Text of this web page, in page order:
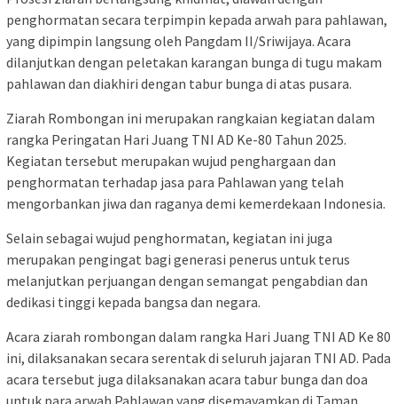
penghormatan secara terpimpin kepada arwah para pahlawan,
yang dipimpin langsung oleh Pangdam II/Sriwijaya. Acara
dilanjutkan dengan peletakan karangan bunga di tugu makam
pahlawan dan diakhiri dengan tabur bunga di atas pusara.
Ziarah Rombongan ini merupakan rangkaian kegiatan dalam
rangka Peringatan Hari Juang TNI AD Ke-80 Tahun 2025.
Kegiatan tersebut merupakan wujud penghargaan dan
penghormatan terhadap jasa para Pahlawan yang telah
mengorbankan jiwa dan raganya demi kemerdekaan Indonesia.
Selain sebagai wujud penghormatan, kegiatan ini juga
merupakan pengingat bagi generasi penerus untuk terus
melanjutkan perjuangan dengan semangat pengabdian dan
dedikasi tinggi kepada bangsa dan negara.
Acara ziarah rombongan dalam rangka Hari Juang TNI AD Ke 80
ini, dilaksanakan secara serentak di seluruh jajaran TNI AD. Pada
acara tersebut juga dilaksanakan acara tabur bunga dan doa
untuk para arwah Pahlawan yang disemayamkan di Taman